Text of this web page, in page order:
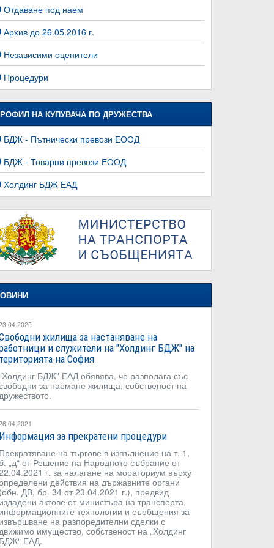
Отдаване под наем
Архив до 26.05.2016 г.
Независими оценители
Процедури
НА КУПУВАЧА ПО ДРУЖЕСТВА
БДЖ - Пътнически превози ЕООД
БДЖ - Товарни превози ЕООД
Холдинг БДЖ ЕАД
жилища за настаняване на
и служители на "Холдинг БДЖ" на
на София
БДЖ" ЕАД обявява, че разполага със
за наемане жилища, собственост на
за прекратени процедури
на търгове в изпълнение на т. 1,
„д“ от Решение на Народното събрание от
г. за налагане на мораториум върху
действия на държавните органи
ДВ, бр. 34 от 23.04.2021 г.), предвид
актове от министъра на транспорта,
технологии и съобщения за
на разпоредителни сделки с
имущество, собственост на „Холдинг
ЕАД.